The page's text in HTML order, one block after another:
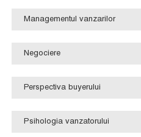
Managementul vanzarilor
Negociere
Perspectiva buyerului
Psihologia vanzatorului